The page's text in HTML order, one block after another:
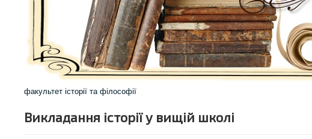
факультет історії та філософії
Викладання історії у вищій школі